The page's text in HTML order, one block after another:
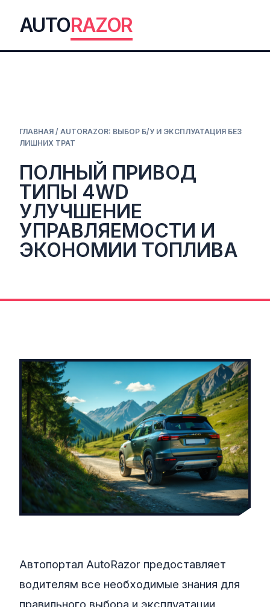
AUTORAZOR
ГЛАВНАЯ / AUTORAZOR: ВЫБОР Б/У И ЭКСПЛУАТАЦИЯ БЕЗ
ЛИШНИХ ТРАТ
ПОЛНЫЙ ПРИВОД
ТИПЫ 4WD
УЛУЧШЕНИЕ
УПРАВЛЯЕМОСТИ И
ЭКОНОМИИ ТОПЛИВА
Автопортал AutoRazor предоставляет
водителям все необходимые знания для
правильного выбора и эксплуатации